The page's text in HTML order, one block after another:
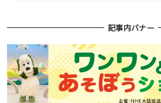
記事内バナー